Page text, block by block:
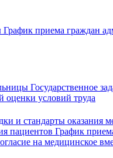
График приема граждан
Государственное
оценки условий труда
и стандарты оказания
пациентов График
на медицинское